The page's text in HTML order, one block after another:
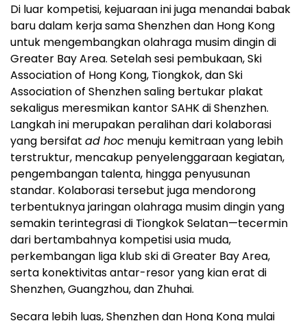
Di luar kompetisi, kejuaraan ini juga menandai babak
baru dalam kerja sama Shenzhen dan Hong Kong
untuk mengembangkan olahraga musim dingin di
Greater Bay Area. Setelah sesi pembukaan, Ski
Association of Hong Kong, Tiongkok, dan Ski
Association of Shenzhen saling bertukar plakat
sekaligus meresmikan kantor SAHK di Shenzhen.
Langkah ini merupakan peralihan dari kolaborasi
yang bersifat ad hoc menuju kemitraan yang lebih
terstruktur, mencakup penyelenggaraan kegiatan,
pengembangan talenta, hingga penyusunan
standar. Kolaborasi tersebut juga mendorong
terbentuknya jaringan olahraga musim dingin yang
semakin terintegrasi di Tiongkok Selatan—tecermin
dari bertambahnya kompetisi usia muda,
perkembangan liga klub ski di Greater Bay Area,
serta konektivitas antar-resor yang kian erat di
Shenzhen, Guangzhou, dan Zhuhai.
Secara lebih luas, Shenzhen dan Hong Kong mulai